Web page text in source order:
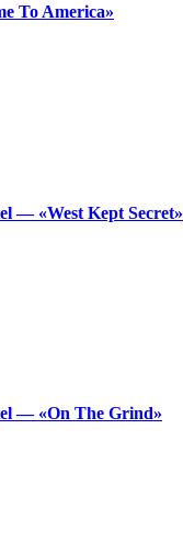
To America»
— «West Kept Secret»
— «On The Grind»